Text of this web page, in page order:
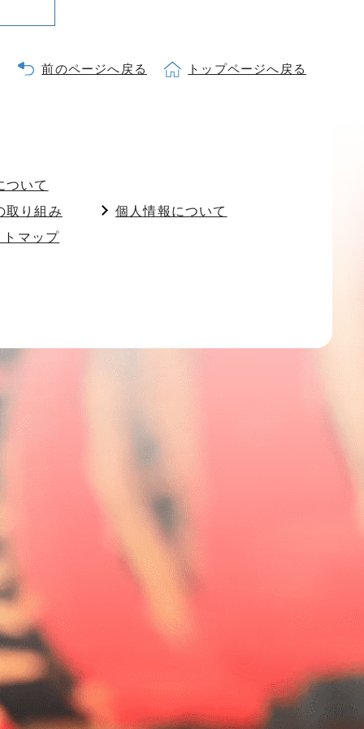
前のページへ戻る トップページへ戻る
ついて
取り組み
個人情報について
トマップ